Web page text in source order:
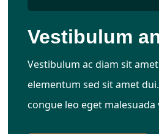
Vestibulum
Vestibulum ac diam sit
elementum sed sit amet
congue leo eget malesuada